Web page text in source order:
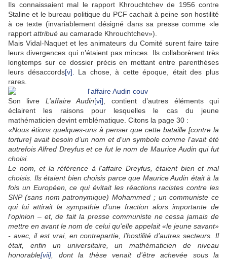
Ils connaissaient mal le rapport Khrouchtchev de 1956 contre
Staline et le bureau politique du PCF cachait à peine son hostilité
à ce texte (invariablement désigné dans sa presse comme «le
rapport attribué au camarade Khrouchtchev»).
Mais Vidal-Naquet et les animateurs du Comité surent faire taire
leurs divergences qui n’étaient pas minces. Ils collaborèrent très
longtemps sur ce dossier précis en mettant entre parenthèses
leurs désaccords[v] . La chose, à cette époque, était des plus
rares.
Son livre L’affaire Audin[vi] , contient d’autres éléments qui
éclairent les raisons pour lesquelles le cas du jeune
mathématicien devint emblématique. Citons la page 30 :
«Nous étions quelques-uns à penser que cette bataille [contre la
torture] avait besoin d’un nom et d’un symbole comme l’avait été
autrefois Alfred Dreyfus et ce fut le nom de Maurice Audin qui fut
choisi.
Le nom, et la référence à l’affaire Dreyfus, étaient bien et mal
choisis. Ils étaient bien choisis parce que Maurice Audin était à la
fois un Européen, ce qui évitait les réactions racistes contre les
SNP (sans nom patronymique) Mohammed ; un communiste ce
qui lui attirait la sympathie d’une fraction alors importante de
l’opinion – et, de fait la presse communiste ne cessa jamais de
mettre en avant le nom de celui qu’elle appelait «le jeune savant»
- avec, il est vrai, en contrepartie, l’hostilité d’autres secteurs. Il
était, enfin un universitaire, un mathématicien de niveau
honorable[vii] , dont la thèse venait d’être achevée sous la